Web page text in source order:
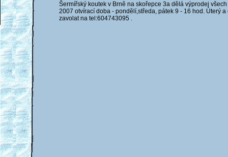
Šermířský koutek v Brně na skořepce 3a dělá výprodej
2007 otvírací doba - pondělí,středa, pátek 9 - 16 hod. Úterý
zavolat na tel:604743095 .